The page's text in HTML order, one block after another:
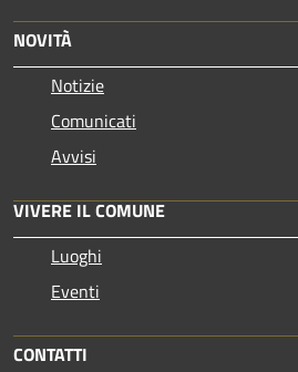
NOVITÀ
Notizie
Comunicati
Avvisi
VIVERE IL COMUNE
Luoghi
Eventi
CONTATTI